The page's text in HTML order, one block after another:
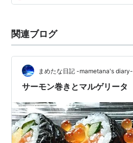
関連ブログ
まめたな日記 -mametana's diary-
サーモン巻きとマルゲリータ